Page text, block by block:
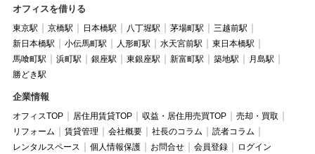
オフィスを借りる
東京駅 京橋駅 日本橋駅 八丁堀駅 茅場町駅
三越前駅
新日本橋駅
小伝馬町駅 人形町駅 水天宮前駅
東日本橋駅
馬喰町駅
浜町駅 銀座駅 東銀座駅 新富町駅 築地駅
月島駅
勝どき駅
企業情報
オフィスTOP 居住用賃貸TOP 収益・居住用売買TOP
売却・買取
リフォーム
賃貸管理 会社概要 社長のコラム
読者コラム
レンタルスペース
個人情報保護 お問合せ 会員登録 ログイン